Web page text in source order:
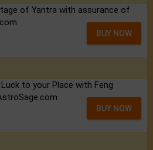
of Yantra with assurance of
BUY NOW
Luck to your Place with Feng
BUY NOW